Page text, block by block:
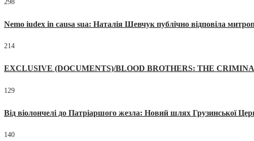
298
Nemo iudex in causa sua: Наталія Шевчук публічно відповіла
214
EXCLUSIVE (DOCUMENTS)/BLOOD BROTHERS: THE
129
Від віолончелі до Патріаршого жезла: Новий шлях Грузинської
140